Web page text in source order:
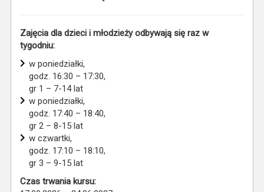
Zajęcia dla dzieci i młodzieży odbywają się raz w
tygodniu:
w poniedziałki,
godz. 16:30 – 17:30,
gr 1 – 7-14 lat
w poniedziałki,
godz. 17:40 – 18:40,
gr 2 – 8-15 lat
w czwartki,
godz. 17:10 – 18:10,
gr 3 – 9-15 lat
Czas trwania kursu: